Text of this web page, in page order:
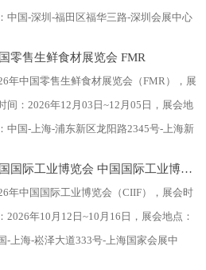
中国-深圳-福田区福华三路-深圳会展中心
振华展览有限公司，举办周期：一年一
，展会面积：40000平米，参展观众：60000
参展商数量及参展品牌达到400家。2026
消费电子展暨深圳国际消费电子展览
，致力于为全球消费电子生产企业、
零售生鲜食材展览会 FMR
年中国零售生鲜食材展览会（FMR），展
间：2026年12月03日~12月05日，展会地
中国-上海-浦东新区龙阳路2345号-上海新
协会自有品牌专业委员会，举办周期：一
一届，展会面积：70000平米，参展观众：
人，参展商数量及参展品牌达到1500
中国零售生鲜食材展览会FMR（国际生鲜
中国国际工业博览会 中国国际工业博览会 CIIF
年中国国际工业博览会（CIIF），展会时
2026年10月12日~10月16日，展会地点：
-上海-崧泽大道333号-上海国家会展中